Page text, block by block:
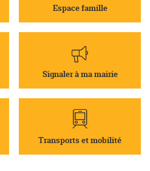
Espace famille
Signaler à ma mairie
Transports et mobilité